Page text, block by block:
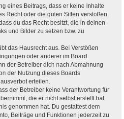
eines Beitrags, dass er keine Inhalte
Recht oder die guten Sitten verstoßen.
du das Recht besitzt, die in deinen
und Bilder zu setzen bzw. zu
das Hausrecht aus. Bei Verstößen
oder anderer im Board
der Betreiber dich nach Abmahnung
der Nutzung dieses Boards
erteilen.
der Betreiber keine Verantwortung für
die er nicht selbst erstellt hat
genommen hat. Du gestattest dem
Beiträge und Funktionen jederzeit zu